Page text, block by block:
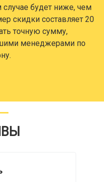
будет ниже, чем
скидки составляет 20
точную сумму,
менеджерами по